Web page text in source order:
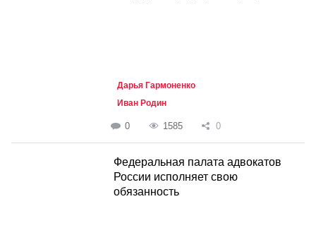
Дарья Гармоненко
Иван Родин
0 1585 0
Федеральная палата адвокатов
России исполняет свою
обязанность